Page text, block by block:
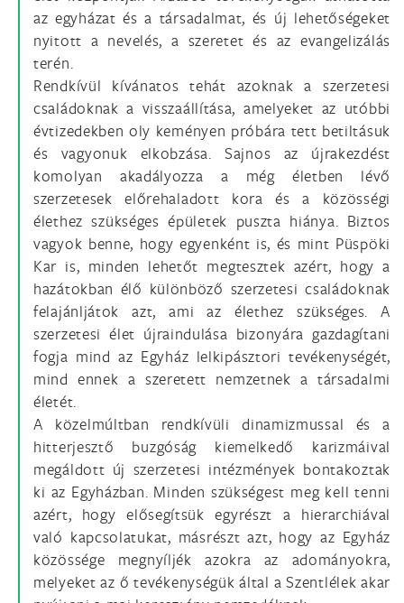
az egyházat és a társadalmat, és új lehetőségeket
nyitott a nevelés, a szeretet és az evangelizálás
terén.
Rendkívül kívánatos tehát azoknak a szerzetesi
családoknak a visszaállítása, amelyeket az utóbbi
évtizedekben oly keményen próbára tett betiltásuk
és vagyonuk elkobzása. Sajnos az újrakezdést
komolyan akadályozza a még életben lévő
szerzetesek előrehaladott kora és a közösségi
élethez szükséges épületek puszta hiánya. Biztos
vagyok benne, hogy egyenként is, és mint Püspöki
Kar is, minden lehetőt megtesztek azért, hogy a
hazátokban élő különböző szerzetesi családoknak
felajánljátok azt, ami az élethez szükséges. A
szerzetesi élet újraindulása bizonyára gazdagítani
fogja mind az Egyház lelkipásztori tevékenységét,
mind ennek a szeretett nemzetnek a társadalmi
életét.
A közelmúltban rendkívüli dinamizmussal és a
hitterjesztő buzgóság kiemelkedő karizmáival
megáldott új szerzetesi intézmények bontakoztak
ki az Egyházban. Minden szükségest meg kell tenni
azért, hogy elősegítsük egyrészt a hierarchiával
való kapcsolatukat, másrészt azt, hogy az Egyház
közössége megnyíljék azokra az adományokra,
melyeket az ő tevékenységük által a Szentlélek akar